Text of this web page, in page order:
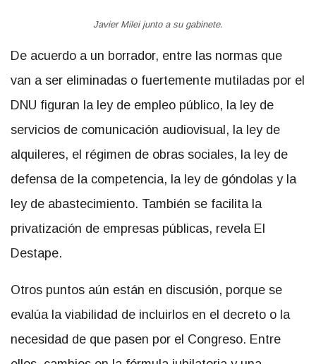
Javier Milei junto a su gabinete.
De acuerdo a un borrador, entre las normas que
van a ser eliminadas o fuertemente mutiladas por el
DNU figuran la ley de empleo público, la ley de
servicios de comunicación audiovisual, la ley de
alquileres, el régimen de obras sociales, la ley de
defensa de la competencia, la ley de góndolas y la
ley de abastecimiento. También se facilita la
privatización de empresas públicas, revela El
Destape.
Otros puntos aún están en discusión, porque se
evalúa la viabilidad de incluirlos en el decreto o la
necesidad de que pasen por el Congreso. Entre